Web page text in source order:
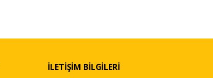
İLETİŞİM BİLGİLERİ